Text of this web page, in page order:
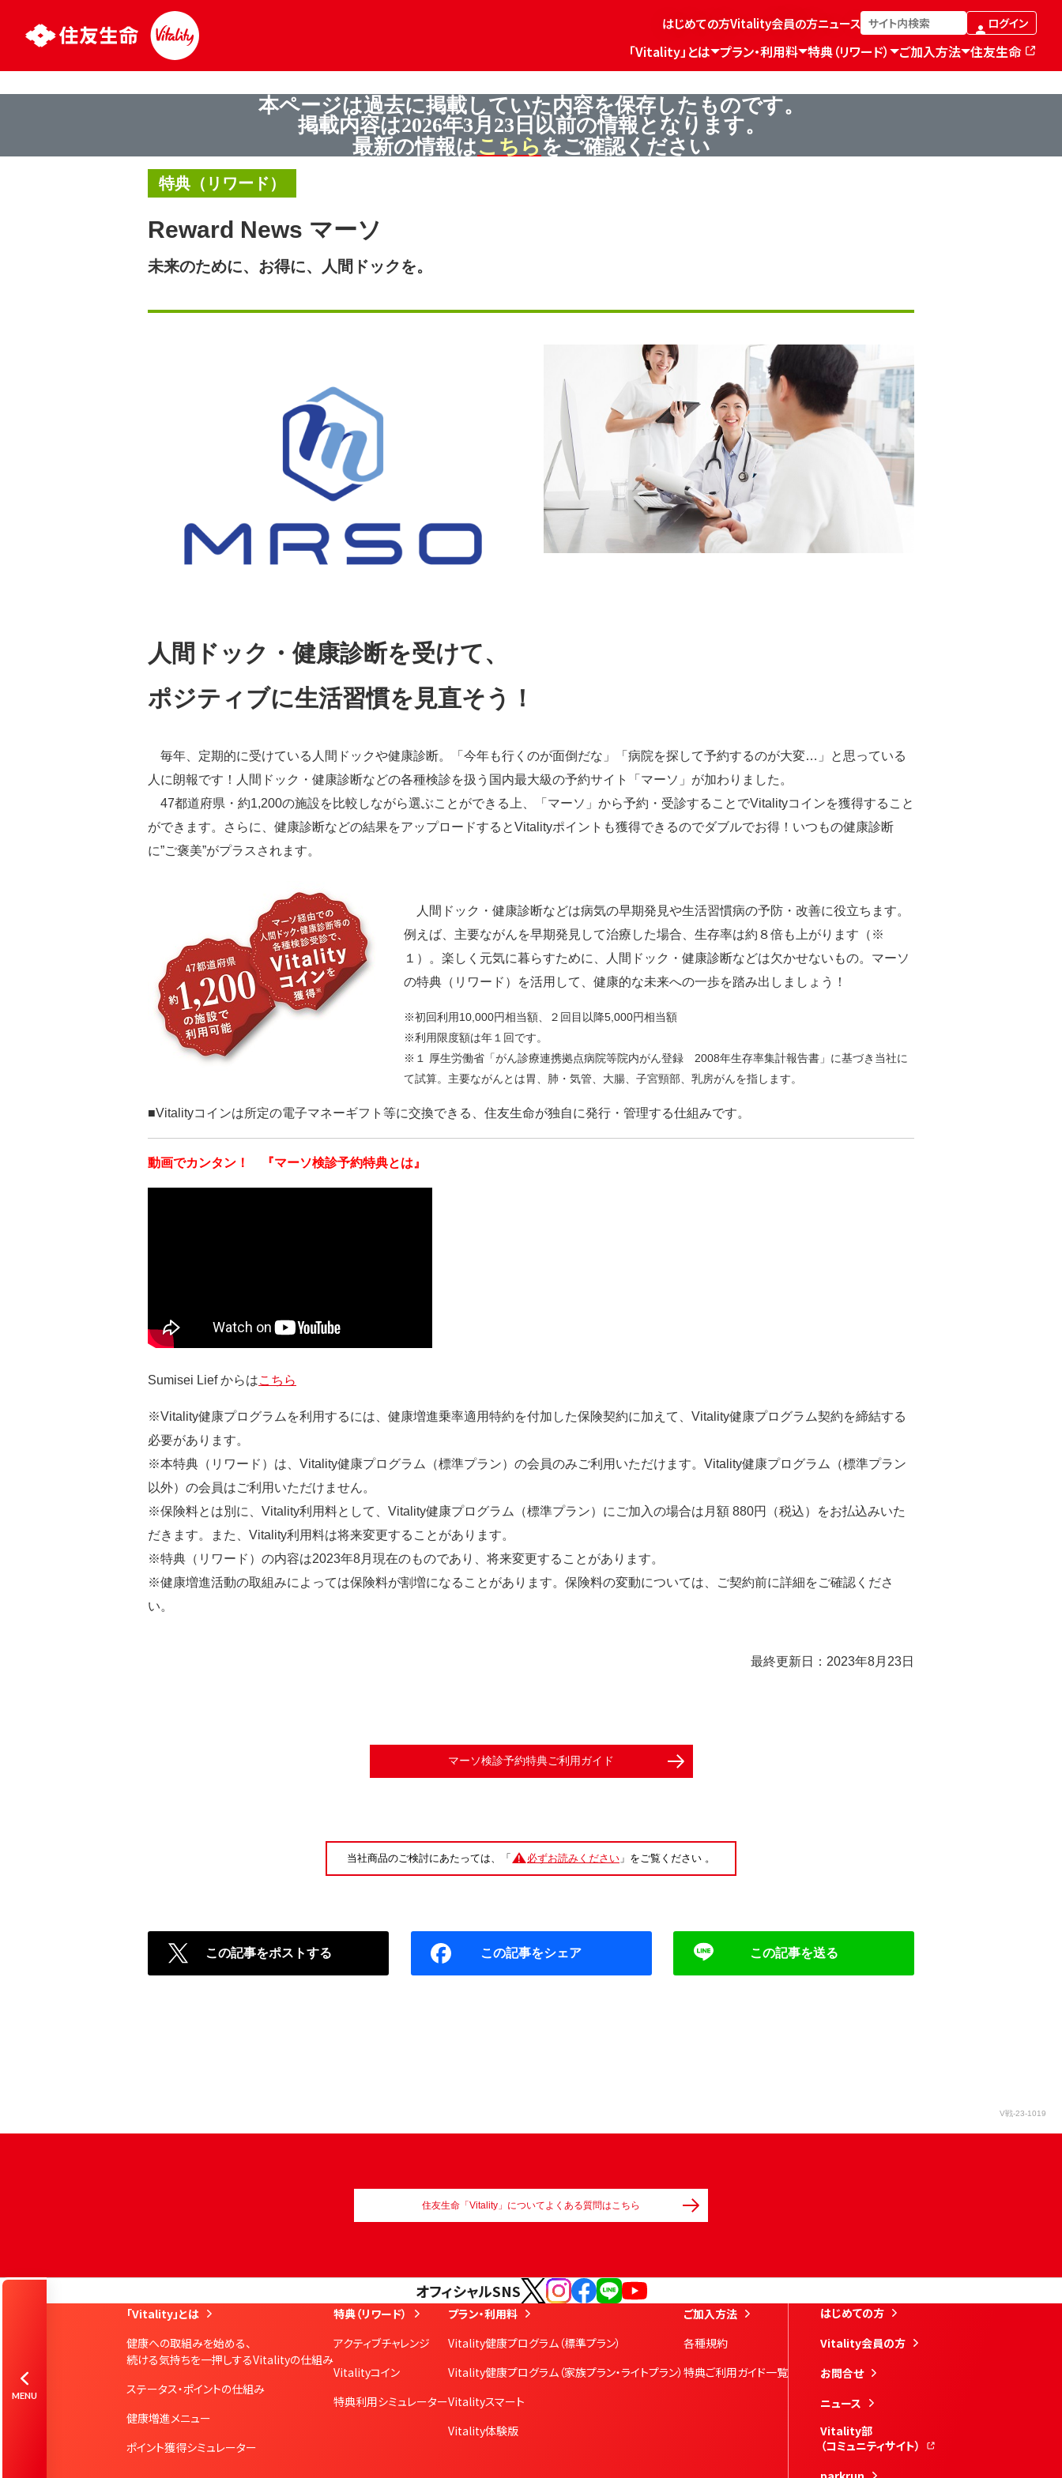
はじめての方Vitality会員の方ニュース ログイン
「Vitality」とは プラン・利用料 特典（リワード） ご加入方法 住友生命
本ページは過去に掲載していた内容を保存したものです。
掲載内容は2026年3月 23 日以前の情報となります。
最新の情報はこちら をご確認ください
特典（リワード）
Reward News マーソ
未来のために、お得に、人間ドックを。
人間ドック・健康診断を受けて、
ポジティブに生活習慣を見直そう！
毎年、定期的に受けている人間ドックや健康診断。「今年も行くのが面倒だな」「病院を探して予約するのが大変…」と思っている
人に朗報です！人間ドック・健康診断などの各種検診を扱う国内最大級の予約サイト「マーソ」が加わりました。
47都道府県・約1,200の施設を比較しながら選ぶことができる上、「マーソ」から予約・受診することでVitalityコインを獲得すること
ができます。さらに、健康診断などの結果をアップロードするとVitalityポイントも獲得できるのでダブルでお得！いつもの健康診断
に”ご褒美”がプラスされます。
人間ドック・健康診断などは病気の早期発見や生活習慣病の予防・改善に役立ちます。
例えば、主要ながんを早期発見して治療した場合、生存率は約８倍も上がります（※
１）。楽しく元気に暮らすために、人間ドック・健康診断などは欠かせないもの。マーソ
の特典（リワード）を活用して、健康的な未来への一歩を踏み出しましょう！
※初回利用10,000円相当額、２回目以降5,000円相当額
※利用限度額は年１回です。
※１ 厚生労働省「がん診療連携拠点病院等院内がん登録 2008年生存率集計報告書」に基づき当社に
て試算。主要ながんとは胃、肺・気管、大腸、子宮頸部、乳房がんを指します。
■Vitalityコインは所定の電子マネーギフト等に交換できる、住友生命が独自に発行・管理する仕組みです。
動画でカンタン！ 『マーソ検診予約特典とは』
Sumisei Lief からはこちら
※Vitality健康プログラムを利用するには、健康増進乗率適用特約を付加した保険契約に加えて、Vitality健康プログラム契約を締結する
必要があります。
※本特典（リワード）は、Vitality健康プログラム（標準プラン）の会員のみご利用いただけます。Vitality健康プログラム（標準プラン
以外）の会員はご利用いただけません。
※保険料とは別に、Vitality利用料として、Vitality健康プログラム（標準プラン）にご加入の場合は月額 880円（税込）をお払込みいた
だきます。また、Vitality利用料は将来変更することがあります。
※特典（リワード）の内容は2023年8月現在のものであり、将来変更することがあります。
※健康増進活動の取組みによっては保険料が割増になることがあります。保険料の変動については、ご契約前に詳細をご確認くださ
い。
最終更新日：2023年8月23日
マーソ検診予約特典ご利用ガイド
当社商品のご検討にあたっては、「 必ずお読みください 」をご覧ください 。
この記事をポストする この記事をシェア この記事を送る
V戦-23-1019
住友生命「Vitality」についてよくある質問はこちら
MENU
Vitality会員の方
Vitalityスマート
Vitality体験版
オフィシャルSNS
「Vitality」とは
健康への取組みを始める、
続ける気持ちを一押しするVitalityの仕組み
ステータス・ポイントの仕組み
健康増進メニュー
ポイント獲得シミュレーター
特典（リワード）
アクティブチャレンジ
Vitalityコイン
特典利用シミュレーター
プラン・利用料
Vitality健康プログラム （標準プラン）
Vitality健康プログラム （家族プラン・ライトプラン）
Vitalityスマート
Vitality体験版
ご加入方法
各種規約
特典ご利用ガイド一覧
はじめての方
Vitality会員の方
お問合せ
ニュース
Vitality部
（コミュニティサイト）